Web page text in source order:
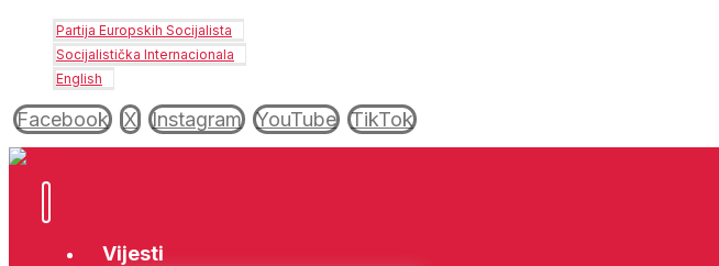
Partija Europskih Socijalista
Socijalistička Internacionala
English
Facebook X Instagram YouTube TikTok
Vijesti